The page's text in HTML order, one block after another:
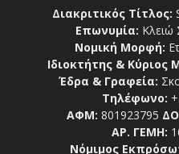
Διακριτικός Τίτλος:
Επωνυμία: Κλειώ
Νομική Μορφή:
Ιδιοκτήτης & Κύριος
Έδρα & Γραφεία:
Τηλέφωνο:
ΑΦΜ: 801923795
ΑΡ. ΓΕΜΗ:
Νόμιμος